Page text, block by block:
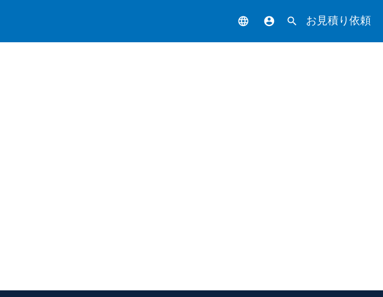
language account_circle search お見積り依頼